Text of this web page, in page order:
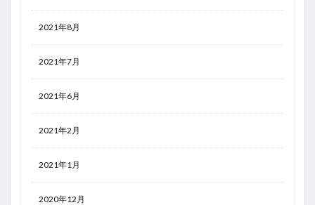
2021年8月
2021年7月
2021年6月
2021年2月
2021年1月
2020年12月